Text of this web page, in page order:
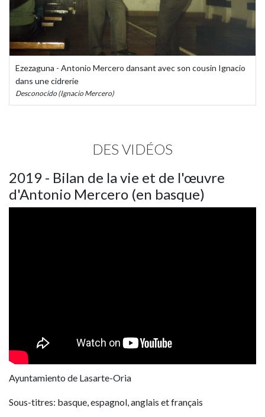
Ezezaguna - Antonio Mercero dansant avec son cousin Ignacio
dans une cidrerie
Desconocido (Ignacio Mercero)
DES VIDÉOS
2019 - Bilan de la vie et de l'œuvre
d'Antonio Mercero (en basque)
Ayuntamiento de Lasarte-Oria
Sous-titres: basque, espagnol, anglais et français